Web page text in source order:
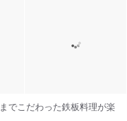
でこだわった鉄板料理が楽